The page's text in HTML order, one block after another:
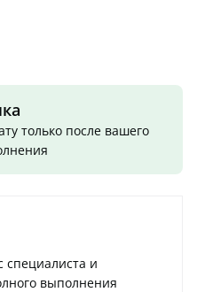
только после вашего
специалиста и
выполнения